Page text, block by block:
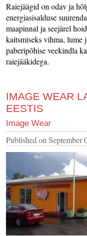
Raiejäägid on odav ja
energiasisalduse
maapinnal ja seejärel
kaitsmiseks vihma, lume
paberipõhise veekindla
raiejääkidega.
IMAGE WEAR
EESTIS
Image Wear
Published on September